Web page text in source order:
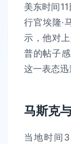
美东时间
行官埃隆·
示，他对
普的帖子
这一表态迅
马斯克
当地时间